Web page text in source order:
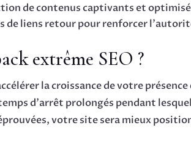
de contenus captivants et
de liens retour pour renforcer
extrême SEO ?
la croissance de votre
d’arrêt prolongés pendant
votre site sera mieux